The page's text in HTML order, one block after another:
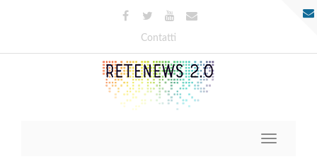
Contatti
Toggle